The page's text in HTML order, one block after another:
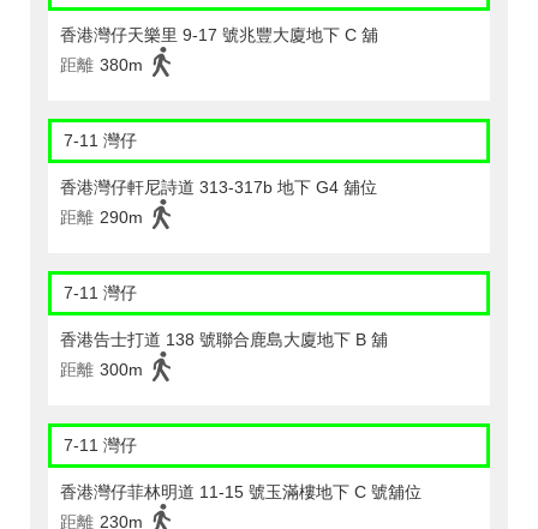
香港灣仔天樂里 9-17 號兆豐大廈地下 C 舖
距離 380m
7-11 灣仔
香港灣仔軒尼詩道 313-317b 地下 G4 舖位
距離 290m
7-11 灣仔
香港告士打道 138 號聯合鹿島大廈地下 B 舖
距離 300m
7-11 灣仔
香港灣仔菲林明道 11-15 號玉滿樓地下 C 號舖位
距離 230m